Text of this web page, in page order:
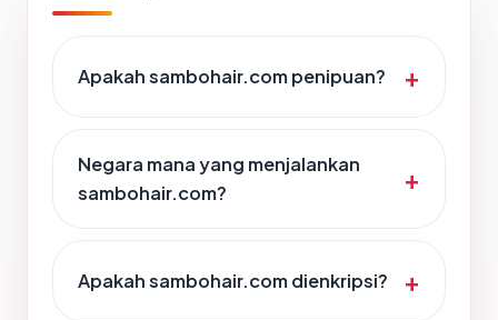
Apakah sambohair.com penipuan?
Negara mana yang menjalankan
sambohair.com?
Apakah sambohair.com dienkripsi?